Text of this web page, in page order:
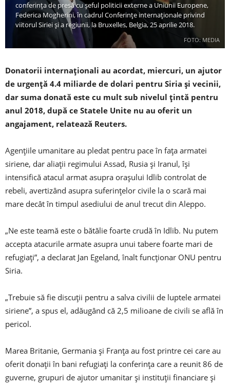
FOTO: MEDIA
conferința de presă cu șeful politicii externe a Uniunii Europene,
Federica Mogherini, în cadrul Conferințe internaționale privind
viitorul Siriei și a regiunii, la Bruxelles, Belgia, 25 aprilie 2018.
Donatorii internaționali au acordat, miercuri, un ajutor
de urgență 4.4 miliarde de dolari pentru Siria și vecinii,
dar suma donată este cu mult sub nivelul țintă pentru
anul 2018, după ce Statele Unite nu au oferit un
angajament, relatează Reuters.
Agențiile umanitare au pledat pentru pace în fața armatei
siriene, dar aliații regimului Assad, Rusia și Iranul, își
intensifică atacul armat asupra orașului Idlib controlat de
rebeli, avertizând asupra suferințelor civile la o scară mai
mare decât în ​​timpul asediului de anul trecut din Aleppo.
„Ne este teamă este o bătălie foarte crudă în Idlib. Nu putem
accepta atacurile armate asupra unui tabere foarte mari de
refugiați”, a declarat Jan Egeland, înalt funcționar ONU pentru
Siria.
„Trebuie să fie discuții pentru a salva civilii de luptele armatei
siriene”, a spus el, adăugând că 2,5 milioane de civili se află în
pericol.
Marea Britanie, Germania și Franța au fost printre cei care au
oferit donații în bani refugiați la conferința care a reunit 86 de
guverne, grupuri de ajutor umanitar și instituții financiare și